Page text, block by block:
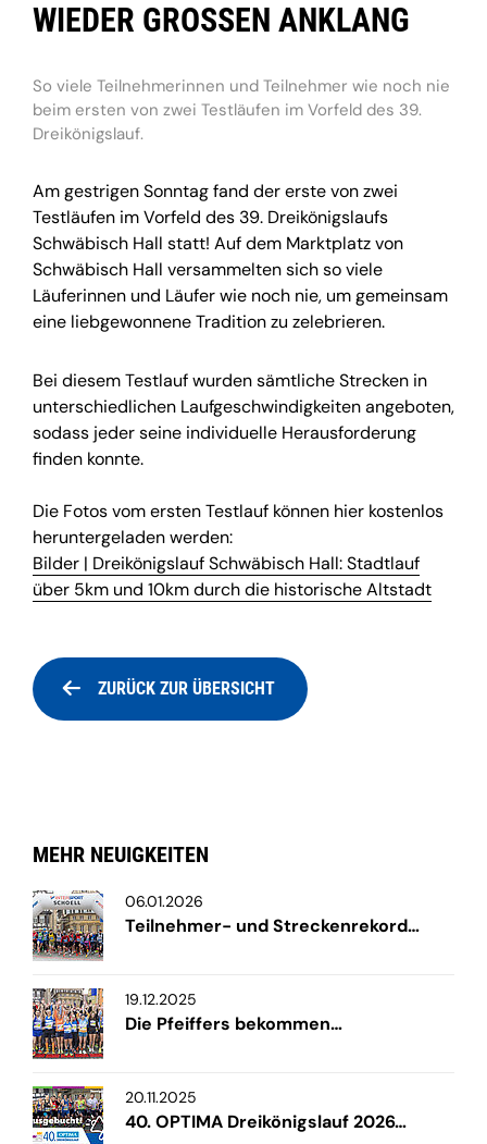
WIEDER GROSSEN ANKLANG
So viele Teilnehmerinnen und Teilnehmer wie noch nie
beim ersten von zwei Testläufen im Vorfeld des 39.
Dreikönigslauf.
Am gestrigen Sonntag fand der erste von zwei
Testläufen im Vorfeld des 39. Dreikönigslaufs
Schwäbisch Hall statt! Auf dem Marktplatz von
Schwäbisch Hall versammelten sich so viele
Läuferinnen und Läufer wie noch nie, um gemeinsam
eine liebgewonnene Tradition zu zelebrieren.
Bei diesem Testlauf wurden sämtliche Strecken in
unterschiedlichen Laufgeschwindigkeiten angeboten,
sodass jeder seine individuelle Herausforderung
finden konnte.
Die Fotos vom ersten Testlauf können hier kostenlos
heruntergeladen werden:
Bilder | Dreikönigslauf Schwäbisch Hall: Stadtlauf
über 5km und 10km durch die historische Altstadt
ZURÜCK ZUR ÜBERSICHT
MEHR NEUIGKEITEN
06.01.2026
Teilnehmer- und Streckenrekord…
19.12.2025
Die Pfeiffers bekommen…
20.11.2025
40. OPTIMA Dreikönigslauf 2026…